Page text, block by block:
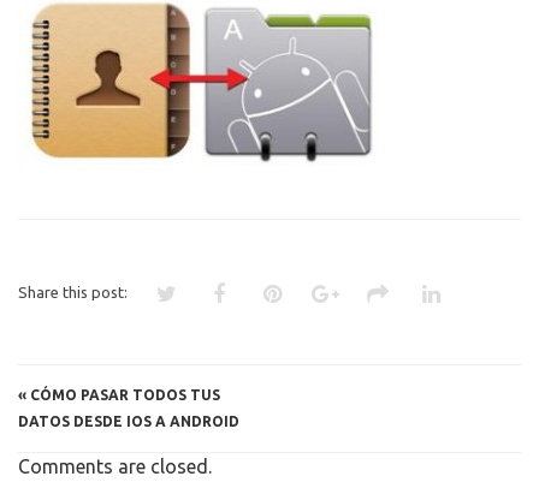
CONTACTOS
Share this post:
« CÓMO PASAR TODOS TUS
DATOS DESDE IOS A ANDROID
Comments are closed.